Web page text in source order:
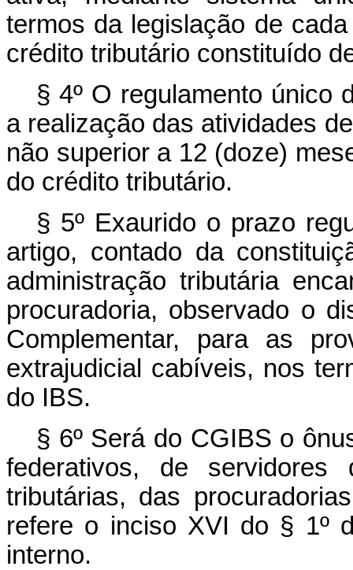
termos da legislação de
crédito tributário constituído
§ 4º O regulamento único
a realização das atividades
não superior a 12 (doze)
do crédito tributário.
§ 5º Exaurido o prazo
artigo, contado da
administração tributária
procuradoria, observado o
Complementar, para as
extrajudicial cabíveis, nos
do IBS.
§ 6º Será do CGIBS o
federativos, de servidores
tributárias, das
refere o inciso XVI do § 1º
interno.